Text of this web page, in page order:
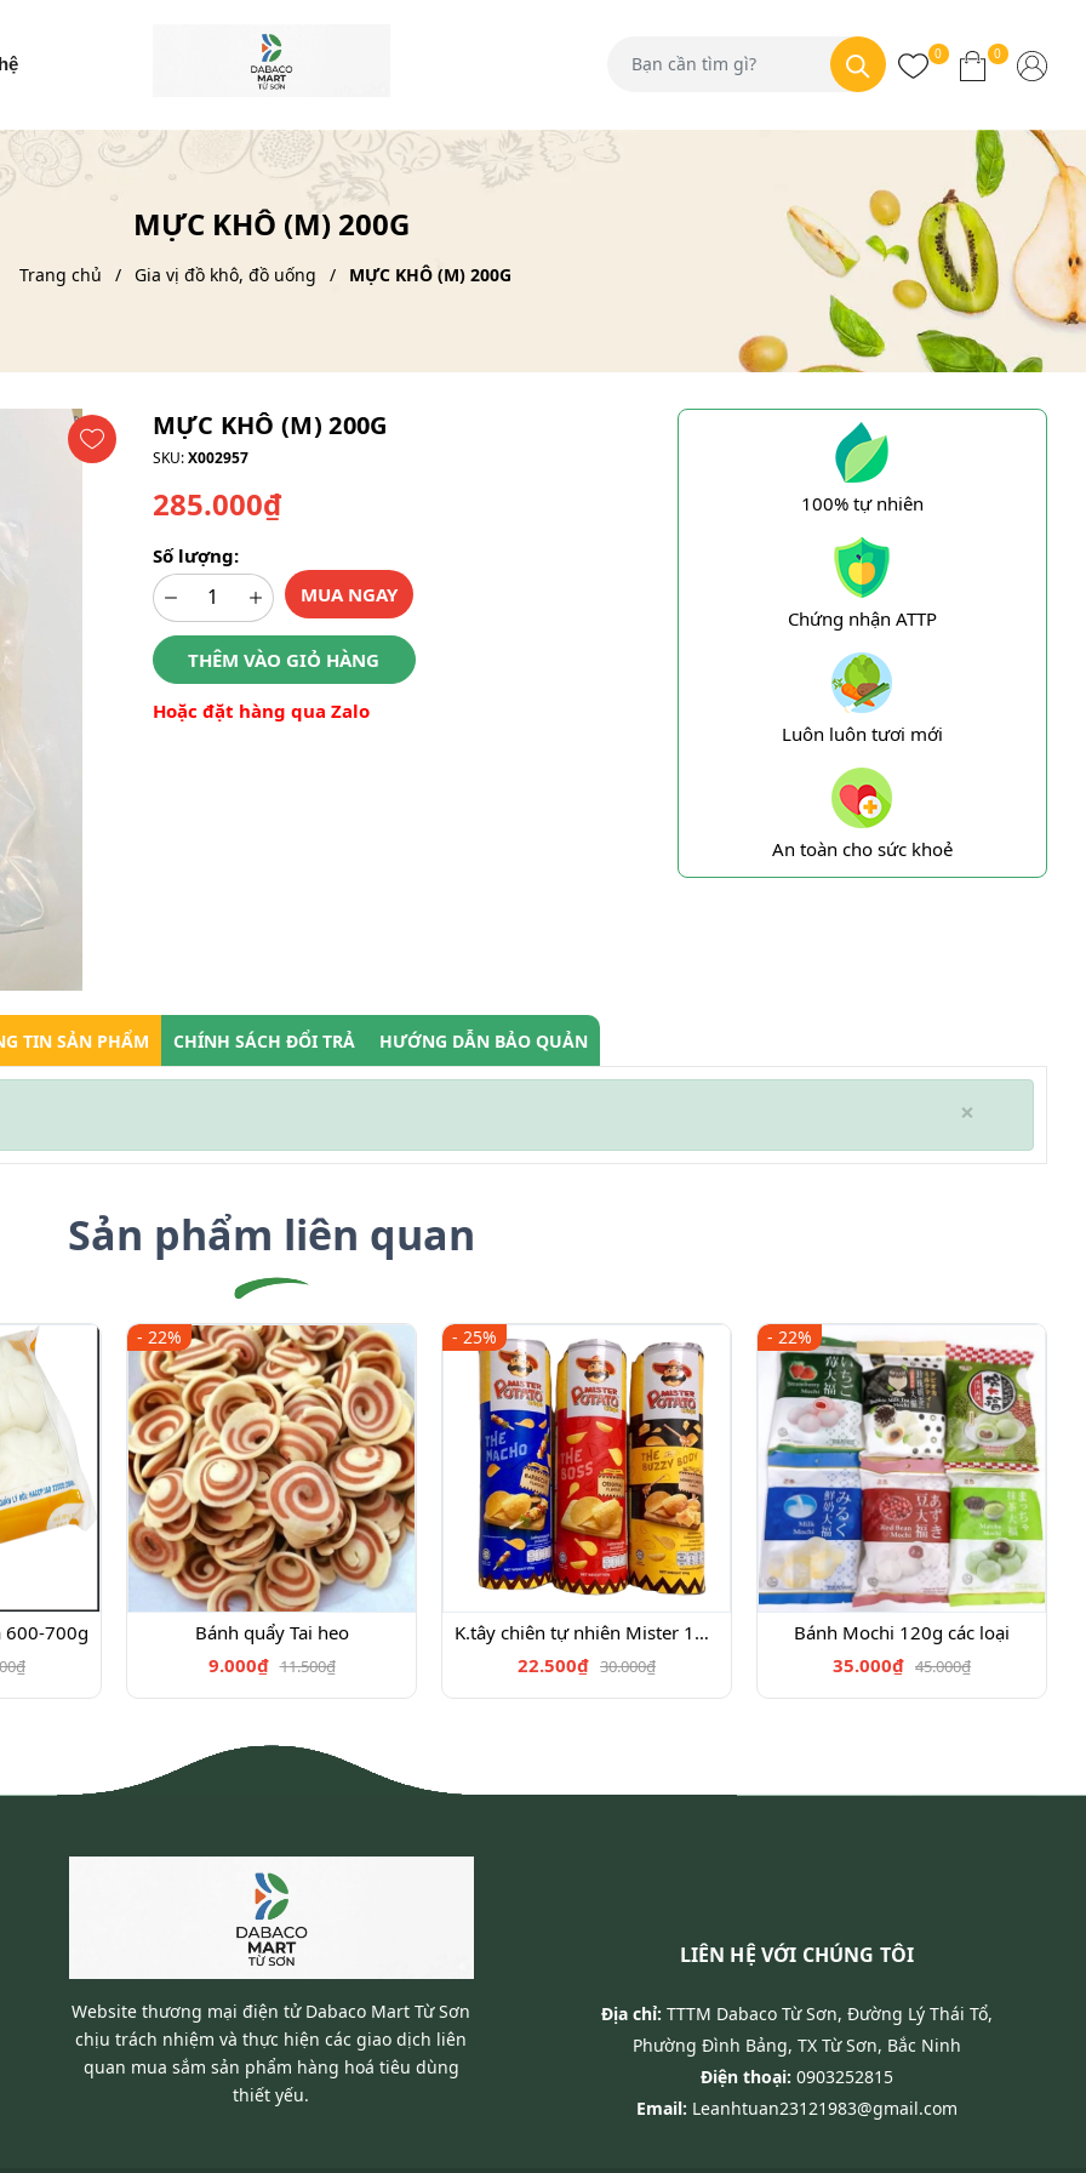
0 0
MỰC KHÔ (M) 200G
Trang chủ Gia vị đồ khô, đồ uống MỰC KHÔ (M) 200G
MỰC KHÔ (M) 200G
SKU:X002957
285.000₫
Số lượng:
MUA NGAY
THÊM VÀO GIỎ HÀNG
Hoặc đặt hàng qua Zalo
100% tự nhiên
Chứng nhận ATTP
Luôn luôn tươi mới
An toàn cho sức khoẻ
TIN SẢN PHẨM CHÍNH SÁCH ĐỔI TRẢ HƯỚNG DẪN BẢO QUẢN
×
Sản phẩm liên quan
600-700g
- 22%
Bánh quẩy Tai heo
9.000₫ 11.500₫
- 25%
K.tây chiên tự nhiên Mister 100g
22.500₫ 30.000₫
- 22%
Bánh Mochi 120g các loại
35.000₫ 45.000₫
Website thương mại điện tử Dabaco Mart Từ Sơn
chịu trách nhiệm và thực hiện các giao dịch liên
quan mua sắm sản phẩm hàng hoá tiêu dùng
thiết yếu.
LIÊN HỆ VỚI CHÚNG TÔI
Địa chỉ: TTTM Dabaco Từ Sơn, Đường Lý Thái Tổ,
Phường Đình Bảng, TX Từ Sơn, Bắc Ninh
Điện thoại: 0903252815
Email: Leanhtuan23121983@gmail.com